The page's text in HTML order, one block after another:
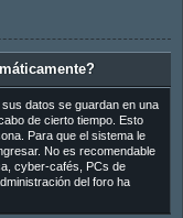
datos se guardan en una
de cierto tiempo. Esto
Para que el sistema le
No es recomendable
cyber-cafés, PCs de
del foro ha